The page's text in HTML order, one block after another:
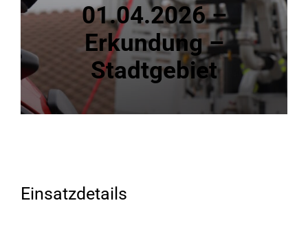
01.04.2026 –
Erkundung –
Stadtgebiet
Einsatzdetails